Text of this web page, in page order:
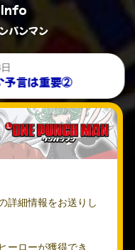
Info
パンマン
予言は重要②
詳細情報をお送りし
ーローが獲得でき